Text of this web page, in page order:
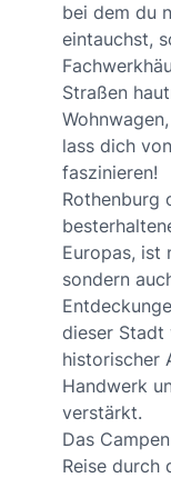
bei dem du
eintauchst,
Straßen
lass dich
faszinieren!
Rothenburg
Europas, ist
sondern
dieser Stadt
historischer
Handwerk
verstärkt.
Das
Reise durch